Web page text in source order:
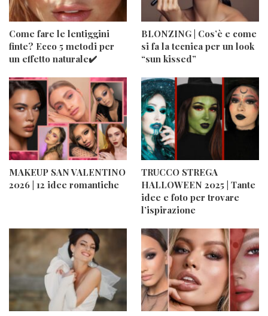
Come fare le lentiggini
finte? Ecco 5 metodi per
un effetto naturale✔️
BLONZING | Cos’è e come
si fa la tecnica per un look
“sun kissed”
MAKEUP SAN VALENTINO
2026 | 12 idee romantiche
TRUCCO STREGA
HALLOWEEN 2025 | Tante
idee e foto per trovare
l’ispirazione